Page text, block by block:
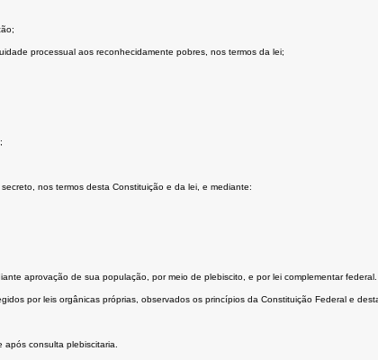
processual aos reconhecidamente pobres, nos termos da lei;
nos termos desta Constituição e da lei, e mediante:
aprovação de sua população, por meio de plebiscito, e por lei complementar federal.
por leis orgânicas próprias, observados os princípios da Constituição Federal e
consulta plebiscitaria.